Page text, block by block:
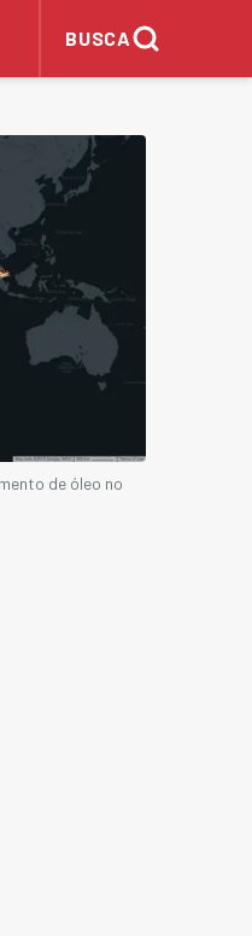
BUSCA
de óleo no